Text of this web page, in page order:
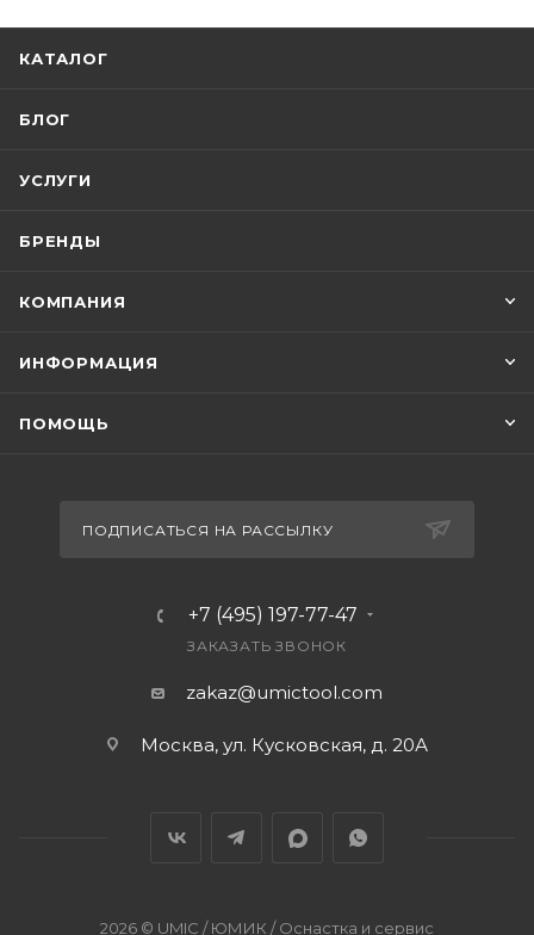
КАТАЛОГ
БЛОГ
УСЛУГИ
БРЕНДЫ
КОМПАНИЯ
ИНФОРМАЦИЯ
ПОМОЩЬ
ПОДПИСАТЬСЯ НА РАССЫЛКУ
+7 (495) 197-77-47
ЗАКАЗАТЬ ЗВОНОК
zakaz@umictool.com
Москва, ул. Кусковская, д. 20А
2026 © UMIC / ЮМИК / Оснастка и сервис